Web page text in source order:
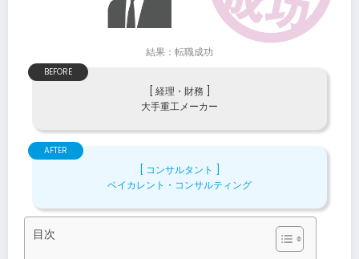
結果：転職成功
BEFORE
[ 経理・財務 ]
大手重工メーカー
AFTER
[ コンサルタント ]
ベイカレント・コンサルティング
目次